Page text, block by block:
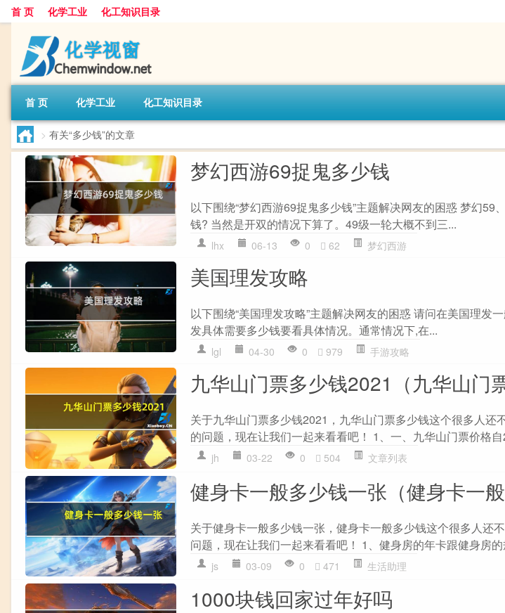
首 页 化学工业 化工知识目录
首 页 化学工业 化工知识目录
> 有关“多少钱”的文章
梦幻西游69捉鬼多少钱
以下围绕“梦幻西游69捉鬼多少钱”主题解决网友的困惑 梦幻59
钱? 当然是开双的情况下算了。49级一轮大概不到三...
lhx 06-13 0 62 梦幻西游
美国理发攻略
以下围绕“美国理发攻略”主题解决网友的困惑 请问在美国理发
发具体需要多少钱要看具体情况。通常情况下,在...
lgl 04-30 0 979 手游攻略
九华山门票多少钱2021（九华山门
关于九华山门票多少钱2021，九华山门票多少钱这个很多人还
的问题，现在让我们一起来看看吧！ 1、一、九华山门票价格
jh 03-22 0 504 文章列表
健身卡一般多少钱一张（健身卡一般
关于健身卡一般多少钱一张，健身卡一般多少钱这个很多人还
问题，现在让我们一起来看看吧！ 1、健身房的年卡跟健身房的
js 03-09 0 471 生活助理
1000块钱回家过年好吗